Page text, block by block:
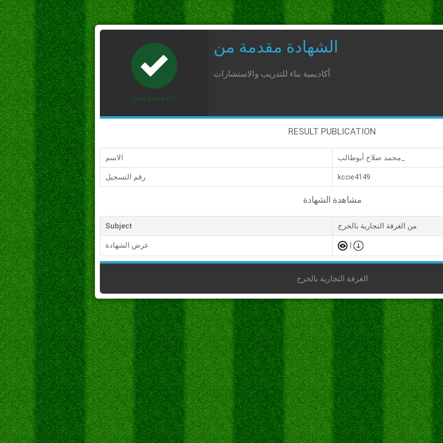
الشهادة مقدمة من
أكاديمية بناء للتدريب والاستشارات
RESULT PUBLICATION
الاسم
رقم التسجيل kccie4149
مشاهدة الشهادة
Subject من الغرفة التجارية بالخرج
عرض الشهادة |
الغرفة التجارية بالخرج